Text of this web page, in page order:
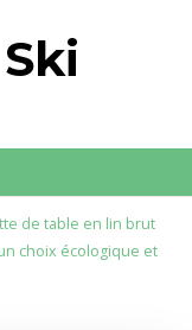
de table en lin brut
choix écologique et